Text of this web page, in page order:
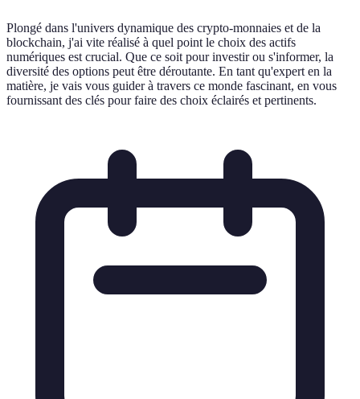
Plongé dans l'univers dynamique des crypto-monnaies et de la
blockchain, j'ai vite réalisé à quel point le choix des actifs
numériques est crucial. Que ce soit pour investir ou s'informer, la
diversité des options peut être déroutante. En tant qu'expert en la
matière, je vais vous guider à travers ce monde fascinant, en vous
fournissant des clés pour faire des choix éclairés et pertinents.